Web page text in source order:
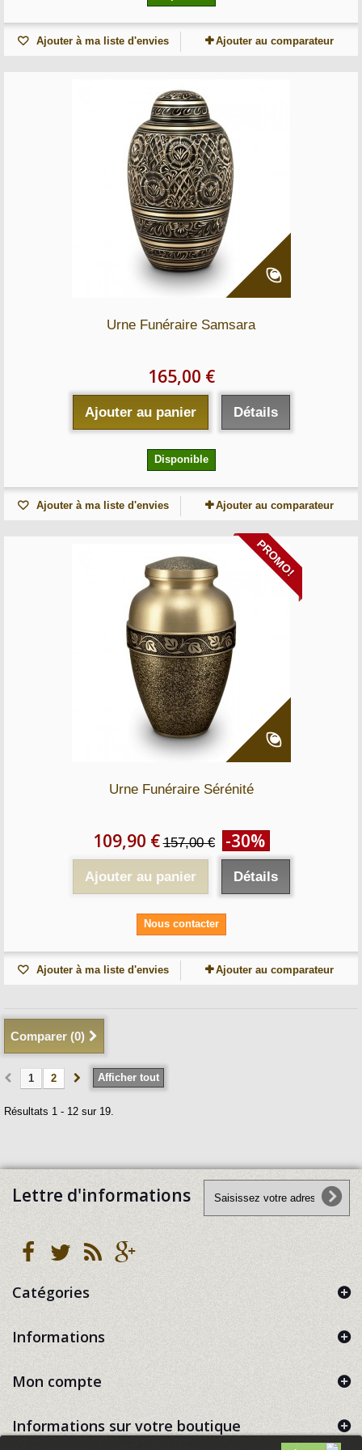
Ajouter à ma liste d'envies Ajouter au comparateur
Urne Funéraire Samsara
165,00 €
Ajouter au panier Détails
Disponible
Ajouter à ma liste d'envies Ajouter au comparateur
PROMO!
Urne Funéraire Sérénité
109,90 € 157,00 € -30%
Ajouter au panier Détails
Nous contacter
Ajouter à ma liste d'envies Ajouter au comparateur
Comparer (0)
Afficher tout
1 2
Résultats 1 - 12 sur 19.
Lettre d'informations
Catégories
Informations
Mon compte
Informations sur votre boutique